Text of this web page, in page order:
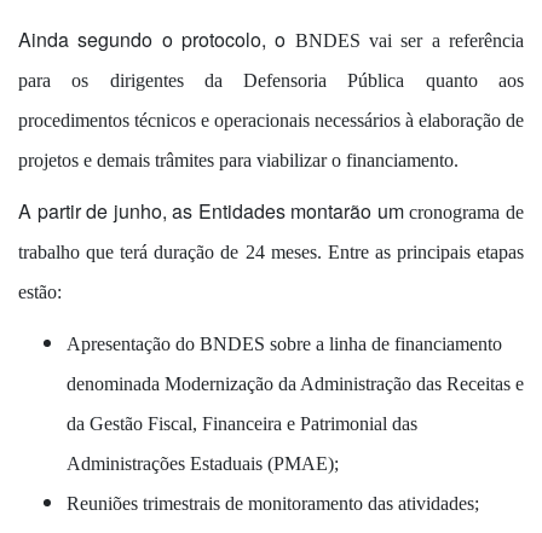
Ainda segundo o protocolo, o BNDES vai ser a referência
para os dirigentes da Defensoria Pública quanto aos
procedimentos técnicos e operacionais necessários à elaboração de
projetos e demais trâmites para viabilizar o financiamento.
A partir de junho, as Entidades montarão umcronograma de
trabalho que terá duração de 24 meses. Entre as principais etapas
estão:
Apresentação do BNDES sobre a linha de financiamento
denominada Modernização da Administração das Receitas e
da Gestão Fiscal, Financeira e Patrimonial das
Administrações Estaduais (PMAE);
Reuniões trimestrais de monitoramento das atividades;